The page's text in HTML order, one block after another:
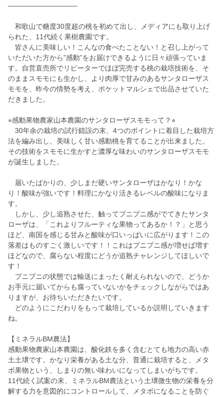
——————————
和歌山で糖度30度超の桃を初めて出し、メディアにも取り上げ
られた、11代続く果樹農園です。
皆さんに美味しい！こんなの食べたことない！と召し上がって
いただいた方から”感動”をお届けできるように日々頑張っていま
す。自営直売所でリピーターでほぼ完売する桃の栽培技術を、そ
のままスモモにも生かし、より肉厚で甘みのあるサンタローザス
モモを、昨今の情勢を考え、ポケットマルシェで出品させていた
だきました。
⭐︎感動果物農家山本農園のサンタローザスモモって？⭐︎
30年余の栽培の試行錯誤の末、4つのポイントに着目した栽培方
法を編み出し、美味しく甘い感動桃を育てることが出来ました。
その技術をスモモに生かすと濃厚な味わいのサンタローザスモモ
が誕生しました。
届いたばかりの、少しまだ硬いサンタローザはかなり！かな
り！酸味が強いです！料理にかなり活きるレベルの酸味になりま
す。
しかし、少し追熟させた、触ってプニプニ感がでてきたサンタ
ローザは、「これよりフルーティな果物ってあるか！？」と思う
ほど、南国を感じる甘みと酸味が口いっぱいに広がります！この
落差はものすごく激しいです！！これはプニプニ感が増せば増す
ほどなので、腐らない程度にどうか追熟チャレンジしてほしいで
す！
プニプニの状態では輸送にまったく耐えられないので、どうか
お手元に届いてからも腐っていないかをチェックしながらではあ
りますが、お待ちいただきたいです。
どのようにこだわりをもって栽培しているか説明していきます
ね。
【ミネラルBM農法】
感動果物農家山本農園は、酸化鉄を多く含むとても地力の高い赤
土土壌です。かなり栄養がある土な分、普通に栽培すると、メタ
ボ果物という、しまりの無い味わいになってしまいがちです。
11代続く試案の末、ミネラルBM農法という土壌微生物の栄養を分
解する力を意図的にコントロールして、メタボになることを防ぐ